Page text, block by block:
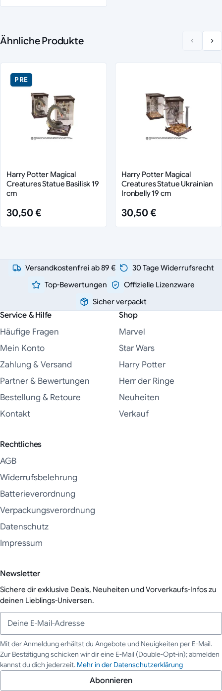
Ähnliche Produkte
PRE
Harry Potter Magical
Creatures Statue Basilisk 19
cm
30,50 €
Harry Potter Magical
Creatures Statue Ukrainian
Ironbelly 19 cm
30,50 €
Versandkostenfrei ab 89 €
30 Tage Widerrufsrecht
Top-Bewertungen
Offizielle Lizenzware
Sicher verpackt
Service & Hilfe
Häufige Fragen
Mein Konto
Zahlung & Versand
Partner & Bewertungen
Bestellung & Retoure
Kontakt
Shop
Marvel
Star Wars
Harry Potter
Herr der Ringe
Neuheiten
Verkauf
Rechtliches
AGB
Widerrufsbelehrung
Batterieverordnung
Verpackungsverordnung
Datenschutz
Impressum
Newsletter
Sichere dir exklusive Deals, Neuheiten und Vorverkaufs-Infos zu
deinen Lieblings-Universen.
Deine E-Mail-Adresse
Mit der Anmeldung erhältst du Angebote und Neuigkeiten per E-Mail.
Zur Bestätigung schicken wir dir eine E-Mail (Double-Opt-in); abmelden
kannst du dich jederzeit. Mehr in der Datenschutzerklärung
Abonnieren